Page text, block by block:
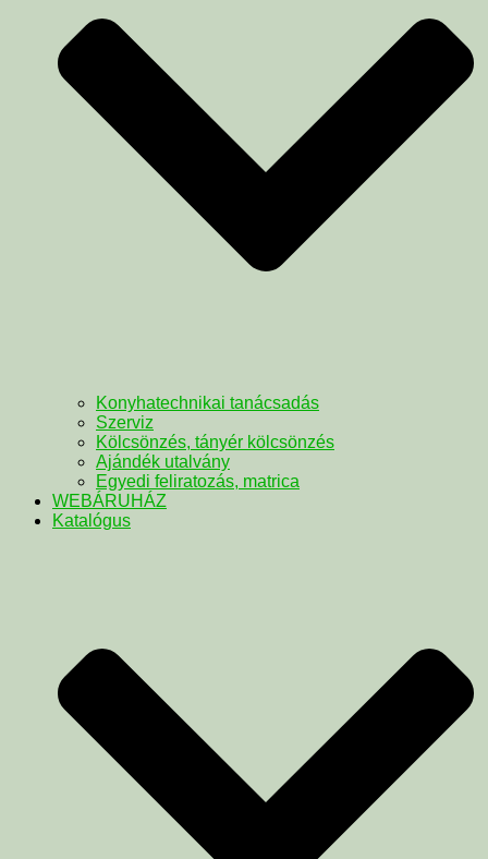
Konyhatechnikai tanácsadás
Szerviz
Kölcsönzés, tányér kölcsönzés
Ajándék utalvány
Egyedi feliratozás, matrica
WEBÁRUHÁZ
Katalógus